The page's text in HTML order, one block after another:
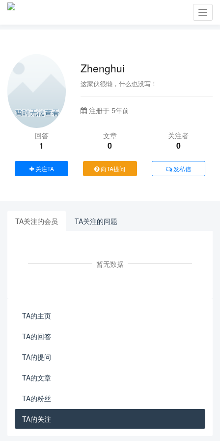
Zhenghui
这家伙很懒，什么也没写！
注册于 5年前
回答
1
文章
0
关注者
0
关注TA 向TA提问 发私信
TA关注的会员 TA关注的问题
暂无数据
TA的主页
TA的回答
TA的提问
TA的文章
TA的粉丝
TA的关注